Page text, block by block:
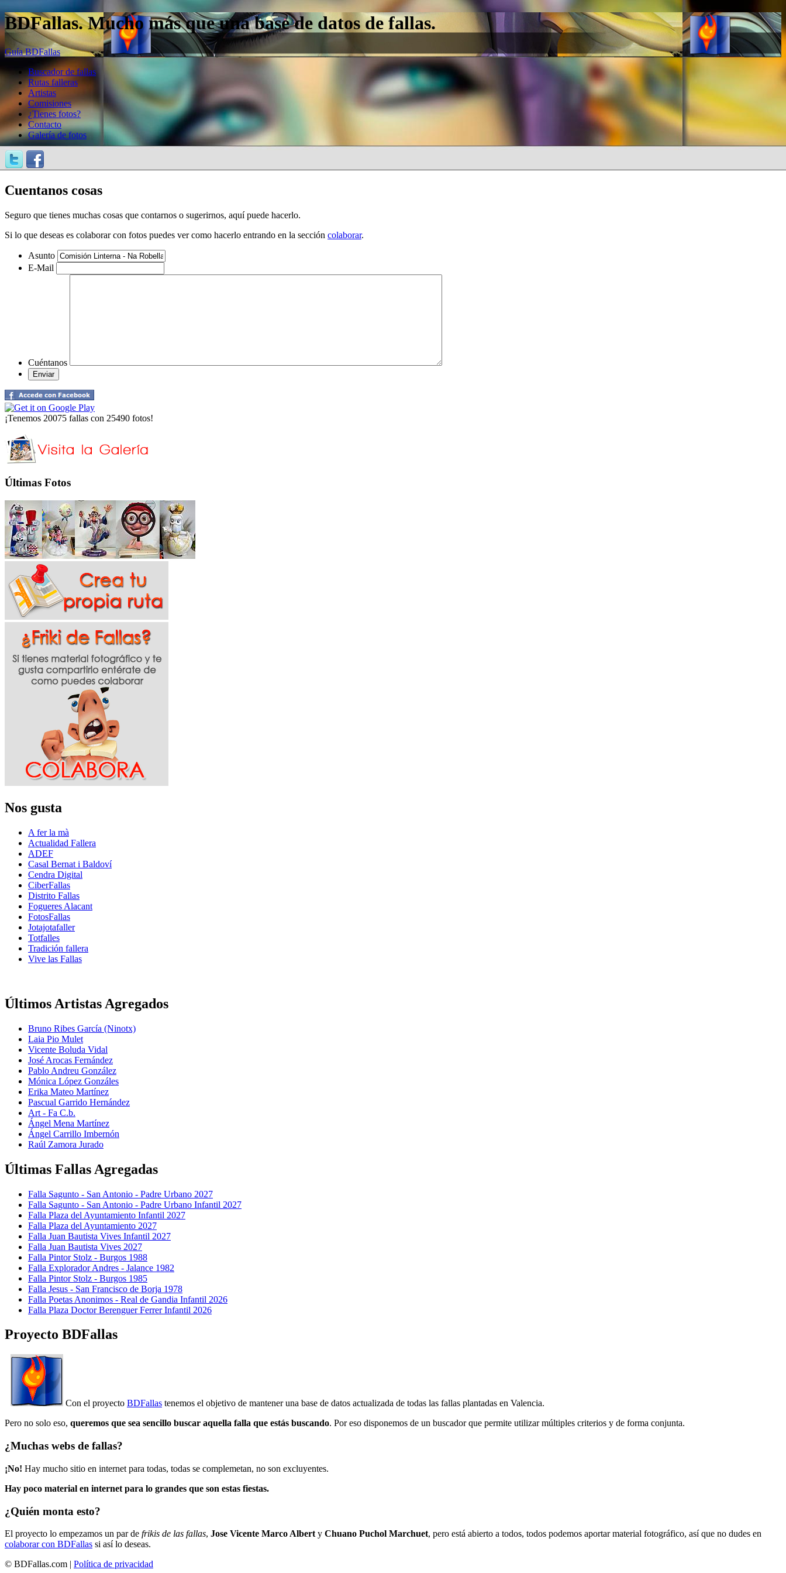
BDFallas. Mucho más que una base de datos de fallas.
Guía BDFallas
Buscador de fallas
Rutas falleras
Artistas
Comisiones
¿Tienes fotos?
Contacto
Galería de fotos
Cuentanos cosas
Seguro que tienes muchas cosas que contarnos o sugerirnos, aquí puede hacerlo.
Si lo que deseas es colaborar con fotos puedes ver como hacerlo entrando en la sección colaborar.
Asunto
E-Mail
Cuéntanos
¡Tenemos 20075 fallas con 25490 fotos!
Últimas Fotos
Nos gusta
A fer la mà
Actualidad Fallera
ADEF
Casal Bernat i Baldoví
Cendra Digital
CiberFallas
Distrito Fallas
Fogueres Alacant
FotosFallas
Jotajotafaller
Totfalles
Tradición fallera
Vive las Fallas
Últimos Artistas Agregados
Bruno Ribes García (Ninotx)
Laia Pio Mulet
Vicente Boluda Vidal
José Arocas Fernández
Pablo Andreu González
Mónica López Gonzáles
Erika Mateo Martínez
Pascual Garrido Hernández
Art - Fa C.b.
Ángel Mena Martínez
Ángel Carrillo Imbernón
Raúl Zamora Jurado
Últimas Fallas Agregadas
Falla Sagunto - San Antonio - Padre Urbano 2027
Falla Sagunto - San Antonio - Padre Urbano Infantil 2027
Falla Plaza del Ayuntamiento Infantil 2027
Falla Plaza del Ayuntamiento 2027
Falla Juan Bautista Vives Infantil 2027
Falla Juan Bautista Vives 2027
Falla Pintor Stolz - Burgos 1988
Falla Explorador Andres - Jalance 1982
Falla Pintor Stolz - Burgos 1985
Falla Jesus - San Francisco de Borja 1978
Falla Poetas Anonimos - Real de Gandia Infantil 2026
Falla Plaza Doctor Berenguer Ferrer Infantil 2026
Proyecto BDFallas
Con el proyecto BDFallas tenemos el objetivo de mantener una base de datos actualizada de todas las fallas plantadas en Valencia.
Pero no solo eso, queremos que sea sencillo buscar aquella falla que estás buscando. Por eso disponemos de un buscador que permite utilizar múltiples criterios y de forma conjunta.
¿Muchas webs de fallas?
¡No! Hay mucho sitio en internet para todas, todas se complemetan, no son excluyentes.
Hay poco material en internet para lo grandes que son estas fiestas.
¿Quién monta esto?
El proyecto lo empezamos un par de frikis de las fallas, Jose Vicente Marco Albert y Chuano Puchol Marchuet, pero está abierto a todos, todos podemos aportar material fotográfico, así que no dudes en
colaborar con BDFallas si así lo deseas.
© BDFallas.com | Política de privacidad